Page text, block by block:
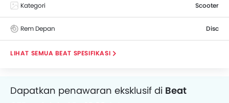
Kategori Scooter
Rem Depan Disc
BEAT SPESIFIKASI
Dapatkan pinjaman dana untuk Motor